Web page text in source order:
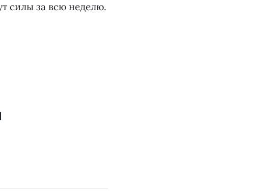
силы за всю неделю.